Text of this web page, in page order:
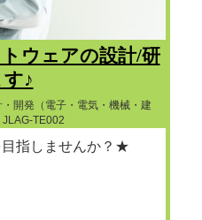
ウェアの設計/研
♪
開発（電子・電気・機械・建
TE002
指しませんか？★